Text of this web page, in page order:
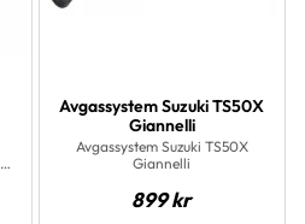
Avgassystem Suzuki TS50X
Giannelli
Avgassystem Suzuki TS50X
Giannelli
899kr